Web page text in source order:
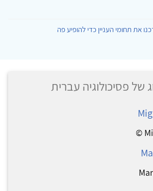
את תחומי העניין כדי להופיע פה
של פסיכולוגיה עברית